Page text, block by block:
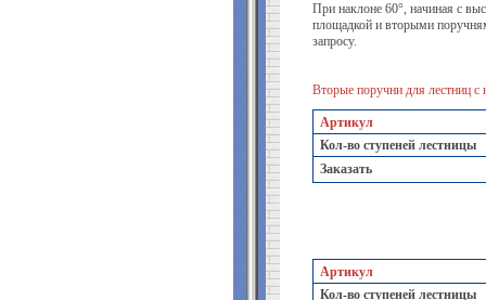
При наклоне 60°, начиная с
площадкой и вторыми
запросу.
Вторые поручни для лестниц с
Артикул
Кол-во ступеней лестницы
Заказать
Артикул
Кол-во ступеней лестницы